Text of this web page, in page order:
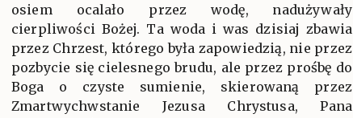
osiem ocalało przez wodę, nadużywały
cierpliwości Bożej. Ta woda i was dzisiaj zbawia
przez Chrzest, którego była zapowiedzią, nie przez
pozbycie się cielesnego brudu, ale przez prośbę do
Boga o czyste sumienie, skierowaną przez
Zmartwychwstanie Jezusa Chrystusa, Pana